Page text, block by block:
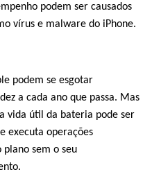
podem ser causados
vírus e malware do iPhone.
podem se esgotar
a cada ano que passa. Mas
vida útil da bateria pode ser
executa operações
plano sem o seu